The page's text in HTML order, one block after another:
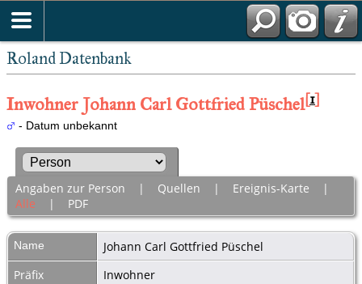
Roland Datenbank
Inwohner Johann Carl Gottfried Püschel[1]
- Datum unbekannt
Angaben zur Person | Quellen | Ereignis-Karte |
Alle | PDF
Name Johann Carl Gottfried Püschel
Präfix
Inwohner